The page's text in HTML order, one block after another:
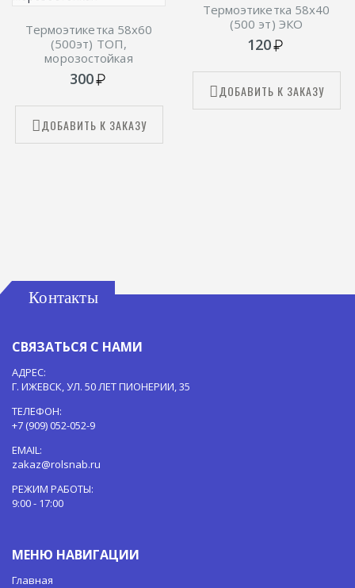
Термоэтикетка 58х60
(500эт) ТОП,
морозостойкая
300
ДОБАВИТЬ К ЗАКАЗУ
Термоэтикетка 58х40
(500 эт) ЭКО
120
ДОБАВИТЬ К ЗАКАЗУ
Контакты
СВЯЗАТЬСЯ С НАМИ
АДРЕС:
Г. ИЖЕВСК, УЛ. 50 ЛЕТ ПИОНЕРИИ, 35
ТЕЛЕФОН:
+7 (909) 052-052-9
EMAIL:
zakaz@rolsnab.ru
РЕЖИМ РАБОТЫ:
9:00 - 17:00
МЕНЮ НАВИГАЦИИ
Главная